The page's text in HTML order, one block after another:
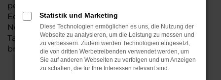
persönlich kennen zu lernen. Ihren Mitsubishi
Eclipse Cross erhalten Sie auf Wunsch als
Neuwagen oder auch gebraucht. Hinzu kommen
Tageszulassungen und Jahreswagen, die unser
breites Sortiment abrunden.
Statistik und Marketing
Diese Technologien ermöglichen es uns, die Nutzung der
Webseite zu analysieren, um die Leistung zu messen und
zu verbessern. Zudem werden Technologien eingesetzt,
die von dritten Werbetreibenden verwendet werden, um
Sie auf anderen Webseiten zu verfolgen und um Anzeigen
zu schalten, die für Ihre Interessen relevant sind.